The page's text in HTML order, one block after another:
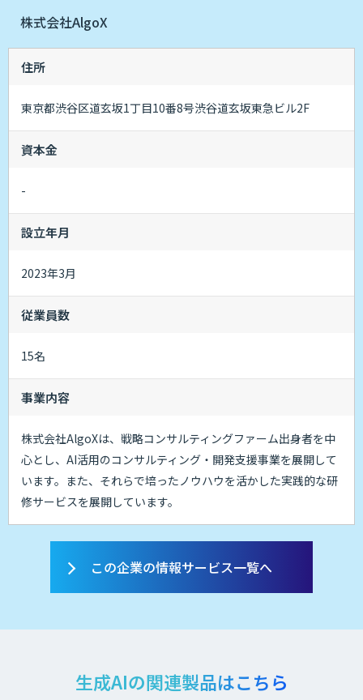
株式会社AlgoX
住所
東京都渋谷区道玄坂1丁目10番8号渋谷道玄坂東急ビル2F
資本金
-
設立年月
2023年3月
従業員数
15名
事業内容
株式会社AlgoXは、戦略コンサルティングファーム出身者を中
心とし、AI活用のコンサルティング・開発支援事業を展開して
います。また、それらで培ったノウハウを活かした実践的な研
修サービスを展開しています。
この企業の情報サービス一覧へ
生成AIの関連製品はこちら